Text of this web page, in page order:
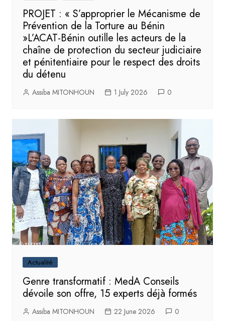
PROJET : « S’approprier le Mécanisme de
Prévention de la Torture au Bénin
»L’ACAT-Bénin outille les acteurs de la
chaîne de protection du secteur judiciaire
et pénitentiaire pour le respect des droits
du détenu
Assiba MITONHOUN 1 July 2026 0
Actualité
Genre transformatif : MedA Conseils
dévoile son offre, 15 experts déjà formés
Assiba MITONHOUN 22 June 2026 0